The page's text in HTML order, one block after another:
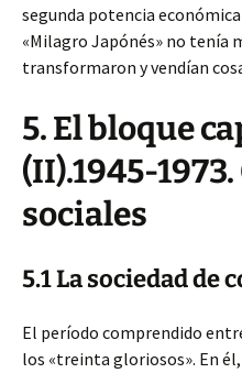
segunda potencia
«Milagro Japónés» no tenía
transformaron y vendían
5. El bloque
(II).1945-
sociales
5.1 La sociedad de
El período comprendido
los «treinta gloriosos». En